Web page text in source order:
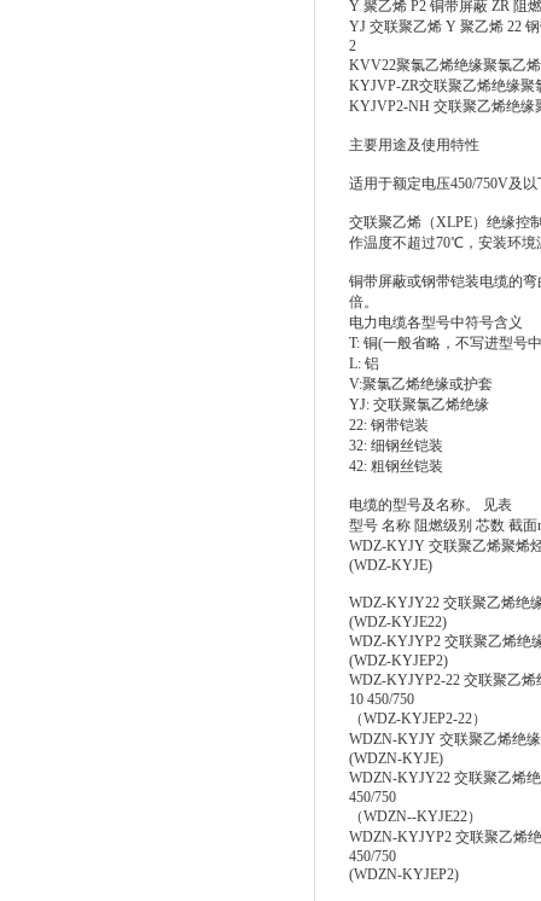
Y 聚乙烯 P2 铜带屏蔽 ZR 阻
YJ 交联聚乙烯 Y 聚乙烯 22
2
KVV22聚氯乙烯绝缘聚氯乙
KYJVP-ZR交联聚乙烯绝缘
KYJVP2-NH 交联聚乙烯绝
主要用途及使用特性
适用于额定电压450/750V及
交联聚乙烯（XLPE）绝缘控
作温度不超过70℃，安装环
铜带屏蔽或钢带铠装电缆的
倍。
电力电缆各型号中符号含义
T: 铜(一般省略，不写进型号
L: 铝
V:聚氯乙烯绝缘或护套
YJ: 交联聚氯乙烯绝缘
22: 钢带铠装
32: 细钢丝铠装
42: 粗钢丝铠装
电缆的型号及名称。 见表
型号 名称 阻燃级别 芯数 截
WDZ-KYJY 交联聚乙烯聚烯
(WDZ-KYJE)
WDZ-KYJY22 交联聚乙烯绝
(WDZ-KYJE22)
WDZ-KYJYP2 交联聚乙烯绝
(WDZ-KYJEP2)
WDZ-KYJYP2-22 交联聚乙
10 450/750
（WDZ-KYJEP2-22）
WDZN-KYJY 交联聚乙烯绝
(WDZN-KYJE)
WDZN-KYJY22 交联聚乙烯
450/750
（WDZN--KYJE22）
WDZN-KYJYP2 交联聚乙烯
450/750
(WDZN-KYJEP2)